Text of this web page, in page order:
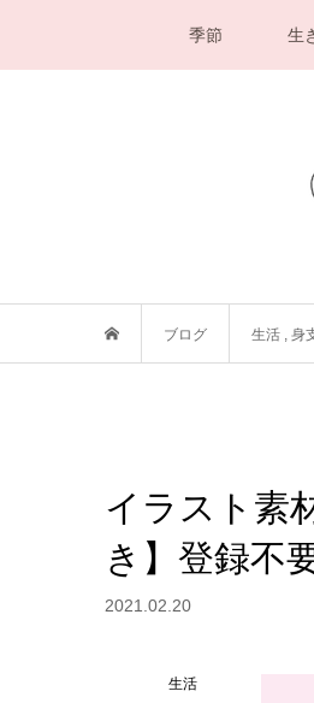
季節 生
ブログ 生活 , 身
イラスト素
き】登録不
2021.02.20
生活